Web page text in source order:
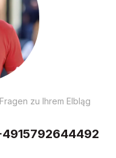
zu Ihrem Elbląg